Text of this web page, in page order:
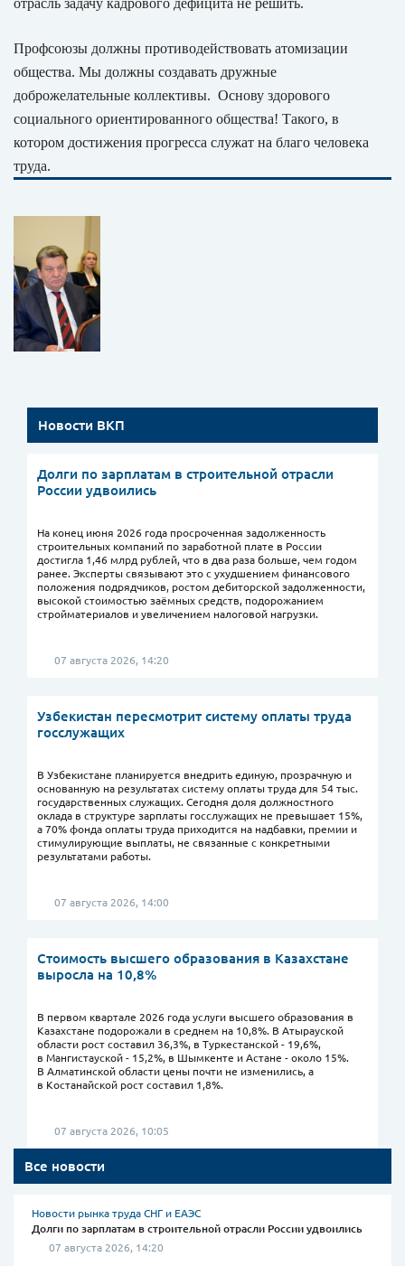
Все новости
Новости рынка труда СНГ и ЕАЭС
Долги по зарплатам в строительной отрасли России удвоились
07 августа 2026, 14:20
отрасль задачу кадрового дефицита не решить.
Профсоюзы должны противодействовать атомизации
общества. Мы должны создавать дружные
доброжелательные коллективы. Основу здорового
социального ориентированного общества! Такого, в
котором достижения прогресса служат на благо человека
труда.
Новости ВКП
Долги по зарплатам в строительной отрасли
России удвоились
На конец июня 2026 года просроченная задолженность
строительных компаний по заработной плате в России
достигла 1,46 млрд рублей, что в два раза больше, чем годом
ранее. Эксперты связывают это с ухудшением финансового
положения подрядчиков, ростом дебиторской задолженности,
высокой стоимостью заёмных средств, подорожанием
стройматериалов и увеличением налоговой нагрузки.
07 августа 2026, 14:20
Узбекистан пересмотрит систему оплаты труда
госслужащих
В Узбекистане планируется внедрить единую, прозрачную и
основанную на результатах систему оплаты труда для 54 тыс.
государственных служащих. Сегодня доля должностного
оклада в структуре зарплаты госслужащих не превышает 15%,
а 70% фонда оплаты труда приходится на надбавки, премии и
стимулирующие выплаты, не связанные с конкретными
результатами работы.
07 августа 2026, 14:00
Стоимость высшего образования в Казахстане
выросла на 10,8%
В первом квартале 2026 года услуги высшего образования в
Казахстане подорожали в среднем на 10,8%. В Атырауской
области рост составил 36,3%, в Туркестанской - 19,6%,
в Мангистауской - 15,2%, в Шымкенте и Астане - около 15%.
В Алматинской области цены почти не изменились, а
в Костанайской рост составил 1,8%.
07 августа 2026, 10:05